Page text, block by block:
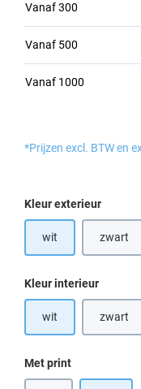
Vanaf300
Vanaf 500
Vanaf 1000
*Prijzen excl. BTW en
Selecteer
Kleur exterieur
wit zwart
Selecteer
Kleur interieur
wit zwart
Selecteer
Met print